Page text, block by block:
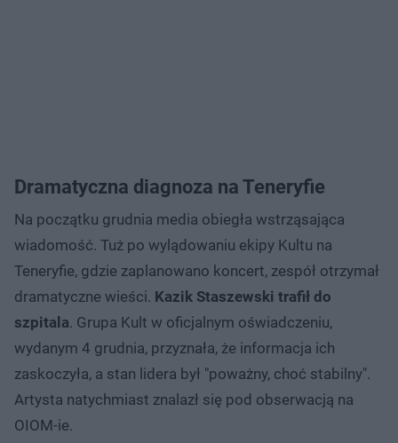
Dramatyczna diagnoza na Teneryfie
Na początku grudnia media obiegła wstrząsająca
wiadomość. Tuż po wylądowaniu ekipy Kultu na
Teneryfie, gdzie zaplanowano koncert, zespół otrzymał
dramatyczne wieści. Kazik Staszewski trafił do
szpitala. Grupa Kult w oficjalnym oświadczeniu,
wydanym 4 grudnia, przyznała, że informacja ich
zaskoczyła, a stan lidera był "poważny, choć stabilny".
Artysta natychmiast znalazł się pod obserwacją na
OIOM-ie.